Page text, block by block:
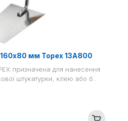
мм Topex 13A800
призначена для нанесення
штукатурки, клею або б..